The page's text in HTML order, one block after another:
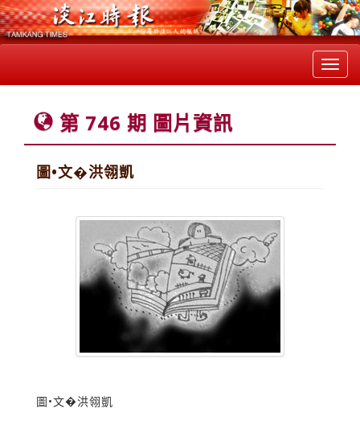
第 746 期 圖片資訊
圖•文�洪翎凱
圖•文�洪翎凱